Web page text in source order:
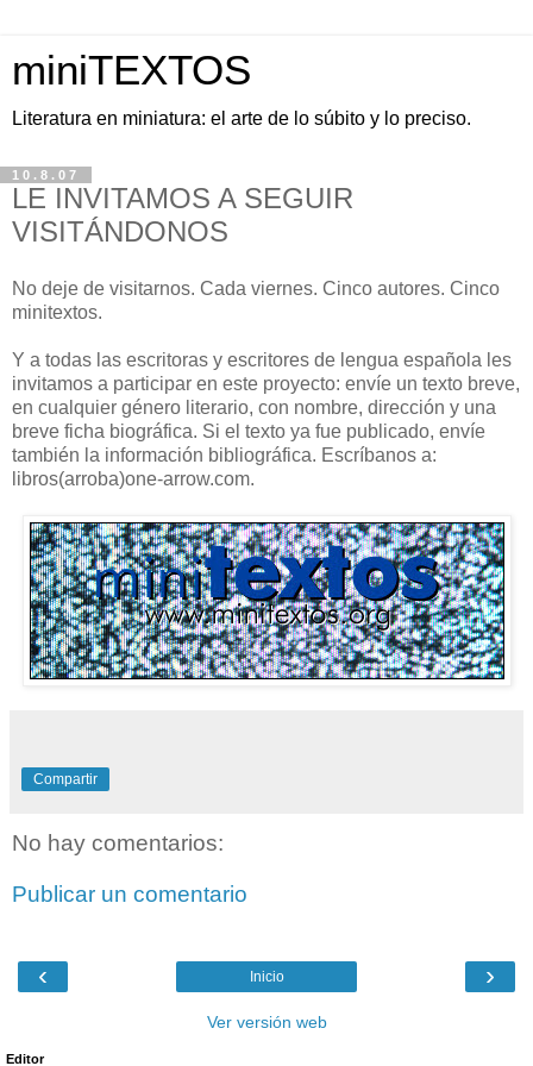
miniTEXTOS
Literatura en miniatura: el arte de lo súbito y lo preciso.
10.8.07
LE INVITAMOS A SEGUIR
VISITÁNDONOS
No deje de visitarnos. Cada viernes. Cinco autores. Cinco
minitextos.
Y a todas las escritoras y escritores de lengua española les
invitamos a participar en este proyecto: envíe un texto breve,
en cualquier género literario, con nombre, dirección y una
breve ficha biográfica. Si el texto ya fue publicado, envíe
también la información bibliográfica. Escríbanos a:
libros(arroba)one-arrow.com.
Compartir
No hay comentarios:
Publicar un comentario
‹ ›
Inicio
Ver versión web
Editor